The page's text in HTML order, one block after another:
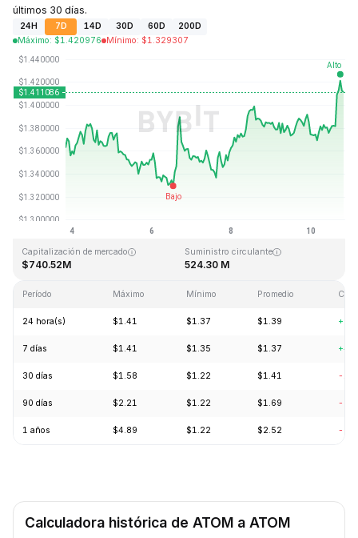
últimos 30 días.
24H 7D 14D 30D 60D
200D
Máximo: $1.420976 Mínimo: $1.329307
Última actualización: 2026-08-10, 19:37 GMT+0
Máximo histórico
Capitalización de mercado
$740.52M
Suministro circulante
524.30 M
Período Máximo Mínimo Promedio
24 hora(s) $1.41 $1.37 $1.39
7 días $1.41 $1.35 $1.37
30 días $1.58 $1.22 $1.41 -
90 días $2.21 $1.22 $1.69 -
1 años $4.89 $1.22 $2.52 -
Calculadora histórica de ATOM a ATOM